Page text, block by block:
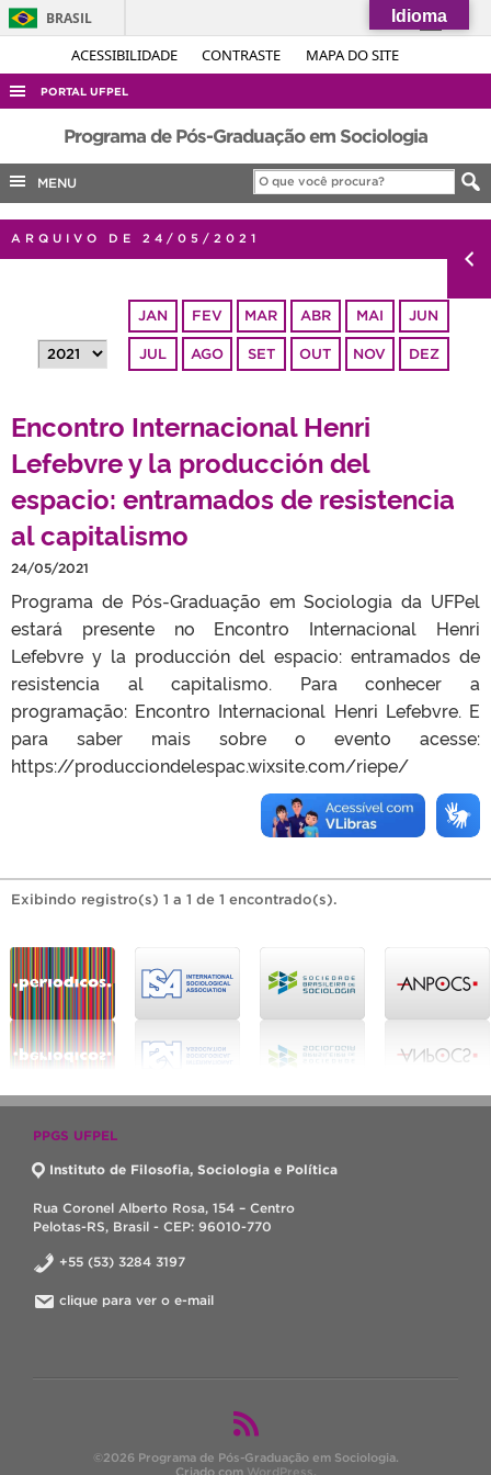
ACESSIBILIDADE CONTRASTE MAPA DO SITE
BRASIL
Simplifique!
Acesso à informação
Legislação
Canais
PORTAL UFPEL
ACESSO À INFORMAÇÃO
AUDITORIA
COBALTO
CONCURSOS
OUVIDORIA
TELEFONES
Programa de Pós-Graduação em Sociologia
MENU
ARQUIVO DE 24/05/2021
JAN FEV MAR ABR MAI JUN
JUL AGO SET OUT NOV DEZ
Encontro Internacional Henri
Lefebvre y la producción del
espacio: entramados de resistencia
al capitalismo
24/05/2021
Programa de Pós-Graduação em Sociologia da UFPel
estará presente no Encontro Internacional Henri
Lefebvre y la producción del espacio: entramados de
resistencia al capitalismo. Para conhecer a
programação: Encontro Internacional Henri Lefebvre. E
para saber mais sobre o evento acesse:
https://producciondelespac.wixsite.com/riepe/
Exibindo registro(s) 1 a 1 de 1 encontrado(s).
PPGS UFPEL
Instituto de Filosofia, Sociologia e Política
Rua Coronel Alberto Rosa, 154 – Centro
Pelotas-RS, Brasil - CEP: 96010-770
+55 (53) 3284 3197
clique para ver o e-mail
©2026 Programa de Pós-Graduação em Sociologia.
Criado com WordPress.
Idioma